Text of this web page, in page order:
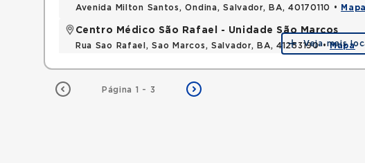
Avenida Milton Santos, Ondina, Salvador, BA, 40170110 • Mapa
Centro Médico São Rafael - Unidade São Marcos
Rua Sao Rafael, Sao Marcos, Salvador, BA, 41253190 •Mapa
Veja mais
Página 1 - 3